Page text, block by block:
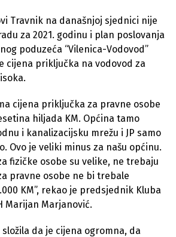
Travnik na današnjoj sjednici nije
za 2021. godinu i plan poslovanja
poduzeća “Vilenica-Vodovod”
cijena priključka na vodovod za
cijena priključka za pravne osobe
hiljada KM. Općina tamo
i kanalizacijsku mrežu i JP samo
Ovo je veliki minus za našu općinu.
fizičke osobe su velike, ne trebaju
pravne osobe ne bi trebale
KM”, rekao je predsjednik Kluba
Marijan Marjanović.
da je cijena ogromna, da